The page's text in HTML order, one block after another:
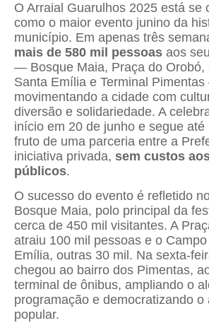
O Arraial Guarulhos 2025 está se
como o maior evento junino da
município. Em apenas três
mais de 580 mil pessoas aos
— Bosque Maia, Praça do Orobó,
Santa Emília e Terminal
movimentando a cidade com
diversão e solidariedade. A
início em 20 de junho e segue até
fruto de uma parceria entre a
iniciativa privada, sem custos
públicos.
O sucesso do evento é refletido
Bosque Maia, polo principal da
cerca de 450 mil visitantes. A
atraiu 100 mil pessoas e o
Emília, outras 30 mil. Na sexta-
chegou ao bairro dos Pimentas,
terminal de ônibus, ampliando o
programação e democratizando o
popular.